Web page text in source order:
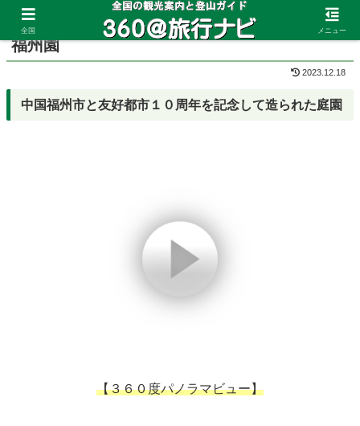
ホーム 沖縄県 那覇
福州園
2023.12.18
中国福州市と友好都市１０周年を記念して造られた庭園
【３６０度パノラマビュー】
全国 メニュー